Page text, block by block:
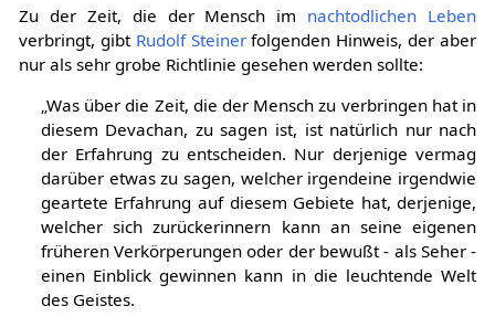
Zu der Zeit, die der Mensch im nachtodlichen Leben
verbringt, gibt Rudolf Steinerfolgenden Hinweis, der aber
nur als sehr grobe Richtlinie gesehen werden sollte:
„Was über die Zeit, die der Mensch zu verbringen hat in
diesem Devachan, zu sagen ist, ist natürlich nur nach
der Erfahrung zu entscheiden. Nur derjenige vermag
darüber etwas zu sagen, welcher irgendeine irgendwie
geartete Erfahrung auf diesem Gebiete hat, derjenige,
welcher sich zurückerinnern kann an seine eigenen
früheren Verkörperungen oder der bewußt - als Seher -
einen Einblick gewinnen kann in die leuchtende Welt
des Geistes.